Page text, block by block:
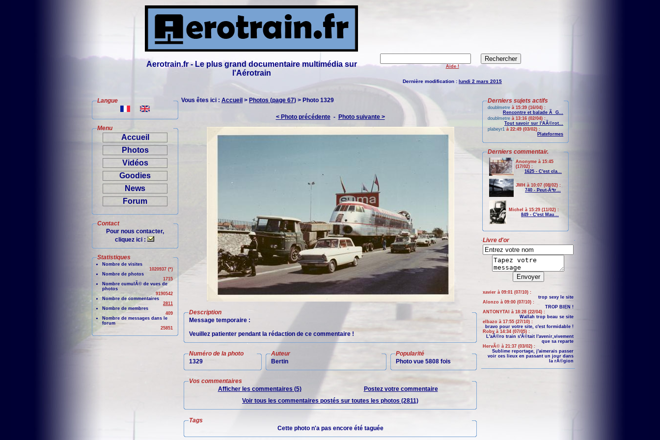
Aerotrain.fr - Le plus grand documentaire multimédia sur
l'Aérotrain
Aide !
Dernière modification : lundi 2 mars 2015
Langue
Menu
Accueil
Photos
Vidéos
Goodies
News
Forum
Contact
Pour nous contacter,
cliquez ici :
Statistiques
Nombre de visites
1020937 (*)
Nombre de photos
1715
Nombre cumulÃ© de vues de
photos
9190542
Nombre de commentaires
2811
Nombre de membres
409
Nombre de messages dans le
forum
25851
Vous êtes ici : Accueil > Photos (page 67) > Photo 1329
< Photo précédente- Photo suivante >
Description
Message temporaire :
Veuillez patienter pendant la rédaction de ce commentaire !
Numéro de la photo
1329
Auteur
Bertin
Popularité
Photo vue 5808 fois
Vos commentaires
Afficher les commentaires (5)
Postez votre commentaire
Voir tous les commentaires postés sur toutes les photos (2811)
Tags
Cette photo n'a pas encore été taguée
Derniers sujets actifs
doublmetre à 15:39 (16/04) :
Rencontre et balade Ã G...
doublmetre à 13:16 (02/04) :
Tout savoir sur l'AÃ©rot...
plabeyr1 à 22:49 (03/02) :
Plateformes
Derniers commentair.
Anonyme à 15:45
(17/02) :
1625 - C'est cla...
JMH à 10:07 (08/02) :
740 - Peut-Ãªtr...
Michel à 15:29 (11/02) :
849 - C'est Mau...
Livre d'or
xavier à 09:01 (07/10) :
trop sexy le site
Alonzo à 09:00 (07/10) :
TROP BIEN !
ANTONYTAI à 18:28 (22/04) :
Wallah trop beau se site
elbazo à 17:55 (27/10) :
bravo pour votre site, c'est formidable !
Roby à 14:34 (07/05) :
L'aÃ©ro train s'Ã©tait l'avenir,vivement
que sa reparte
HervÃ© à 21:37 (03/02) :
Sublime reportage, j'aimerais passer
voir ces lieux en passant un jour dans
la rÃ©gion